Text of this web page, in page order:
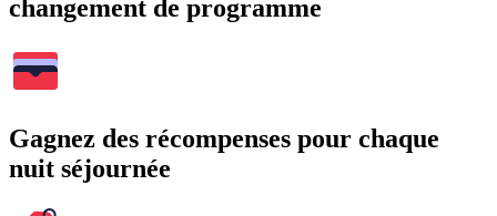
changement de programme
Gagnez des récompenses pour chaque
nuit séjournée